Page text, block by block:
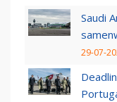
Saudi
29-07-